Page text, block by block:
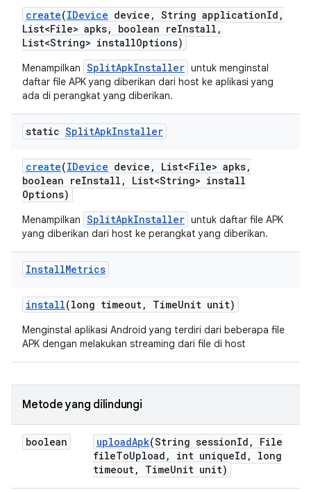
create(IDevice device , String applicationId ,
List<File> apks, boolean reInstall ,
List<String> installOptions)
Menampilkan SplitApkInstaller untuk menginstal
daftar file APK yang diberikan dari host ke aplikasi yang
ada di perangkat yang diberikan.
static SplitApkInstaller
create(IDevice device , List<File> apks,
boolean reInstall ,
List<String> install
Options)
Menampilkan SplitApkInstaller untuk daftar file APK
yang diberikan dari host ke perangkat yang diberikan.
InstallMetrics
install(long timeout, TimeUnit unit)
Menginstal aplikasi Android yang terdiri dari beberapa file
APK dengan melakukan streaming dari file di host
Metode yang dilindungi
boolean uploadApk(String sessionId ,
File
fileToUpload , int uniqueId ,
long
timeout, TimeUnit unit)